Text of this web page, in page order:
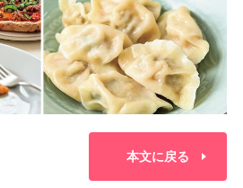
本文に戻る